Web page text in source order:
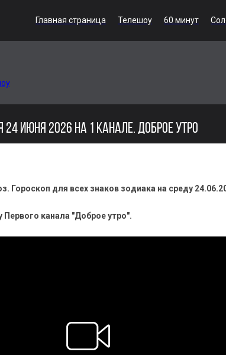
Главная страница Телешоу 60 минут
24 ИЮНЯ 2026 НА 1 КАНАЛЕ. ДОБРОЕ УТРО
Гороскоп для всех знаков зодиака на среду
канала "Доброе утро".